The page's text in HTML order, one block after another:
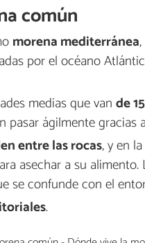
común
morena mediterránea
por el océano
medias que vande
pasar ágilmente gracias
entre las rocas, y en
asechar a su
se confunde con el
.